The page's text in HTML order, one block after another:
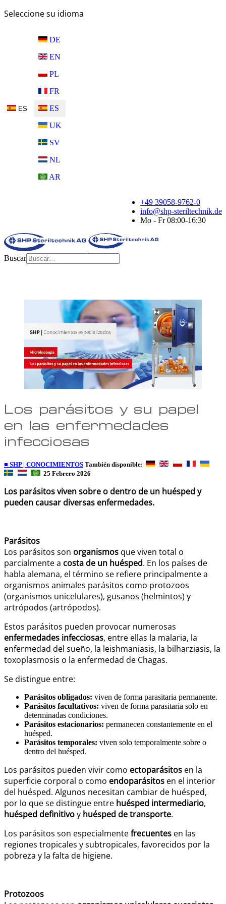
Seleccione su idioma
ES
DE
EN
PL
FR
ES
UK
SV
NL
AR
+49 39058-9762-0
info@shp-steriltechnik.de
Mo - Fr 08:00-16:30
Buscar
Los parásitos y su papel
en las enfermedades
infecciosas
■ SHP | CONOCIMIENTOS También disponible:
25 Febrero 2026
Los parásitos viven sobre o dentro de un huésped y
pueden causar diversas enfermedades.
Parásitos
Los parásitos son organismos que viven total o
parcialmente a costa de un huésped. En los países de
habla alemana, el término se refiere principalmente a
organismos animales parásitos como protozoos
(organismos unicelulares), gusanos (helmintos) y
artrópodos (artrópodos).
Estos parásitos pueden provocar numerosas
enfermedades infecciosas, entre ellas la malaria, la
enfermedad del sueño, la leishmaniasis, la bilharziasis, la
toxoplasmosis o la enfermedad de Chagas.
Se distingue entre:
Parásitos obligados: viven de forma parasitaria permanente.
Parásitos facultativos: viven de forma parasitaria solo en
determinadas condiciones.
Parásitos estacionarios: permanecen constantemente en el
huésped.
Parásitos temporales: viven solo temporalmente sobre o
dentro del huésped.
Los parásitos pueden vivir como ectoparásitos en la
superficie corporal o como endoparásitos en el interior
del huésped. Algunos necesitan cambiar de huésped,
por lo que se distingue entre huésped intermediario,
huésped definitivoy huésped de transporte.
Los parásitos son especialmentefrecuentes en las
regiones tropicales y subtropicales, favorecidos por la
pobreza y la falta de higiene.
Protozoos